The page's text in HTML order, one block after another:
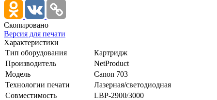
Скопировано
Версия для печати
Характеристики
Тип оборудования
Картридж
Производитель
NetProduct
Модель
Canon 703
Технологии печати
Лазерная/­светодиодная
Совместимость
LBP-2900/­3000